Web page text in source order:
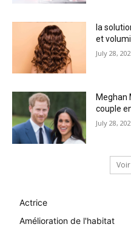
la
et
July 28,
Meghan
couple
July 28,
Actrice
Amélioration de l'habitat